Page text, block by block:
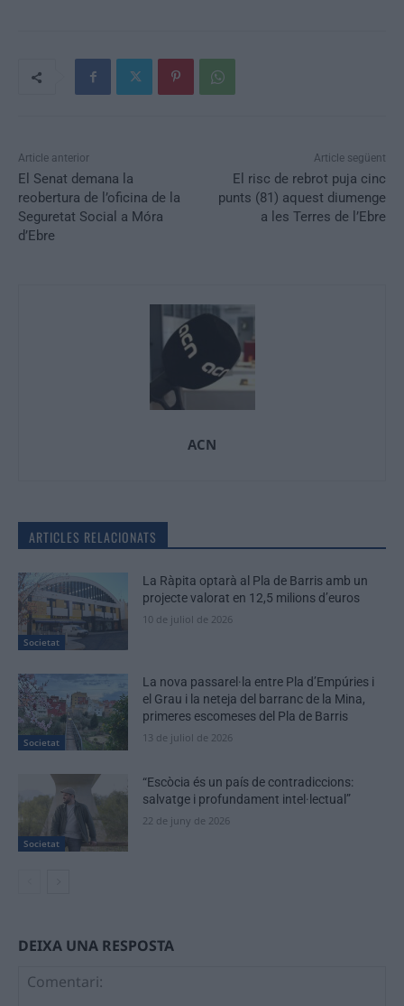
Article anterior
El Senat demana la
reobertura de l’oficina de la
Seguretat Social a Móra
d’Ebre
Article següent
El risc de rebrot puja cinc
punts (81) aquest diumenge
a les Terres de l’Ebre
ACN
ARTICLES RELACIONATS
Societat
La Ràpita optarà al Pla de Barris amb un
projecte valorat en 12,5 milions d’euros
10 de juliol de 2026
Societat
La nova passarel·la entre Pla d’Empúries i
el Grau i la neteja del barranc de la Mina,
primeres escomeses del Pla de Barris
13 de juliol de 2026
Societat
“Escòcia és un país de contradiccions:
salvatge i profundament intel·lectual”
22 de juny de 2026
DEIXA UNA RESPOSTA